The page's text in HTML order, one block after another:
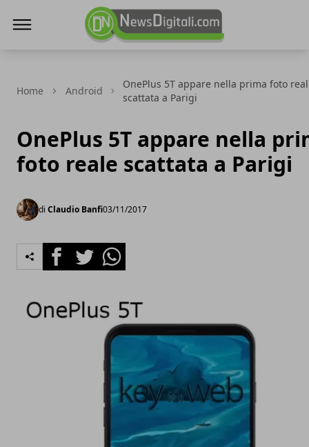
Home Android
OnePlus 5T appare nella prima foto
scattata a Parigi
OnePlus 5T appare nella
foto reale scattata a Parigi
di Claudio Banfi03/11/2017
FacebookTwitterWhatsapp